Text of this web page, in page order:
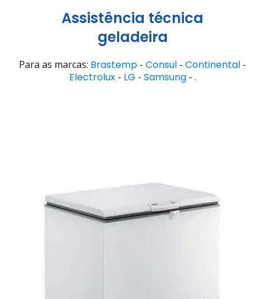
Assistência técnica
geladeira
Para as marcas: Brastemp - Consul - Continental -
Electrolux- LG - Samsung- .